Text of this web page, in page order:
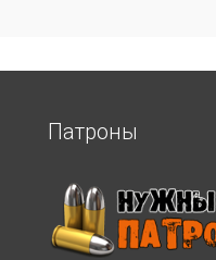
Патроны